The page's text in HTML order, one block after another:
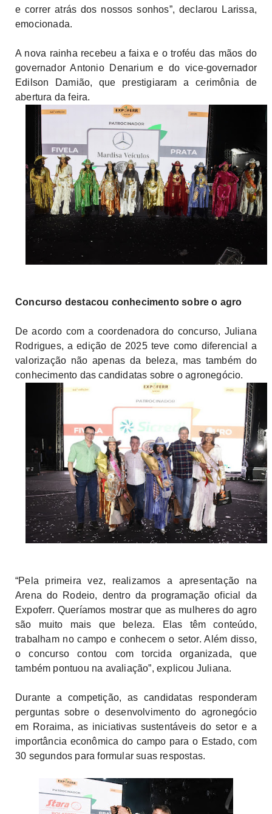
e correr atrás dos nossos sonhos”, declarou Larissa,
emocionada.
A nova rainha recebeu a faixa e o troféu das mãos do
governador Antonio Denarium e do vice-governador
Edilson Damião, que prestigiaram a cerimônia de
abertura da feira.
Concurso destacou conhecimento sobre o agro
De acordo com a coordenadora do concurso, Juliana
Rodrigues, a edição de 2025 teve como diferencial a
valorização não apenas da beleza, mas também do
conhecimento das candidatas sobre o agronegócio.
“Pela primeira vez, realizamos a apresentação na
Arena do Rodeio, dentro da programação oficial da
Expoferr. Queríamos mostrar que as mulheres do agro
são muito mais que beleza. Elas têm conteúdo,
trabalham no campo e conhecem o setor. Além disso,
o concurso contou com torcida organizada, que
também pontuou na avaliação”, explicou Juliana.
Durante a competição, as candidatas responderam
perguntas sobre o desenvolvimento do agronegócio
em Roraima, as iniciativas sustentáveis do setor e a
importância econômica do campo para o Estado, com
30 segundos para formular suas respostas.